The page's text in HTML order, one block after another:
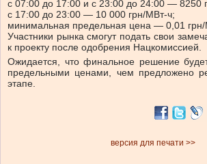
с 07:00 до 17:00 и с 23:00 до 24:00 — 8250
с 17:00 до 23:00 — 10 000 грн/МВт-ч;
минимальная предельная цена — 0,01
Участники рынка смогут подать свои
к проекту после одобрения Нацкомиссией.
Ожидается, что финальное решение
предельными ценами, чем предложено
этапе.
версия для печати >>